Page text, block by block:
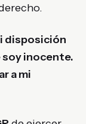
disposición
soy inocente.
a mi